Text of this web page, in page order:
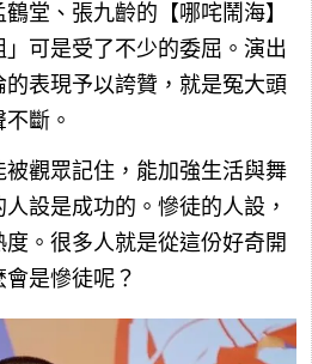
堂、張九齡的【哪咤鬧海】
可是受了不少的委屈。演出
表現予以誇贊，就是冤大頭
斷。
觀眾記住，能加強生活與舞
設是成功的。慘徒的人設，
。很多人就是從這份好奇開
是慘徒呢？